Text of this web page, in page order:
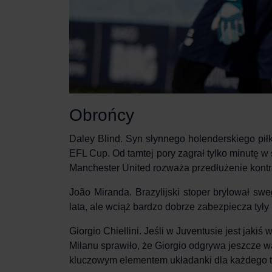
Obrońcy
Daley Blind . Syn słynnego holenderskiego
EFL Cup. Od tamtej pory zagrał tylko minutę
Manchester United rozważa przedłużenie
João Miranda. Brazylijski stoper brylował
lata, ale wciąż bardzo dobrze zabezpiecza
Giorgio Chiellini. Jeśli w Juventusie jest jakiś
Milanu sprawiło, że Giorgio odgrywa jeszcze
kluczowym elementem układanki dla